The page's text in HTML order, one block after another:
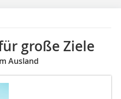
große Ziele
Ausland